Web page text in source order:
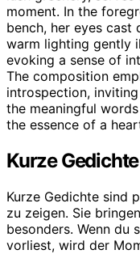
Kurze
Kurze Gedichte sind
zu zeigen. Sie
besonders. Wenn du
vorliest, wird der